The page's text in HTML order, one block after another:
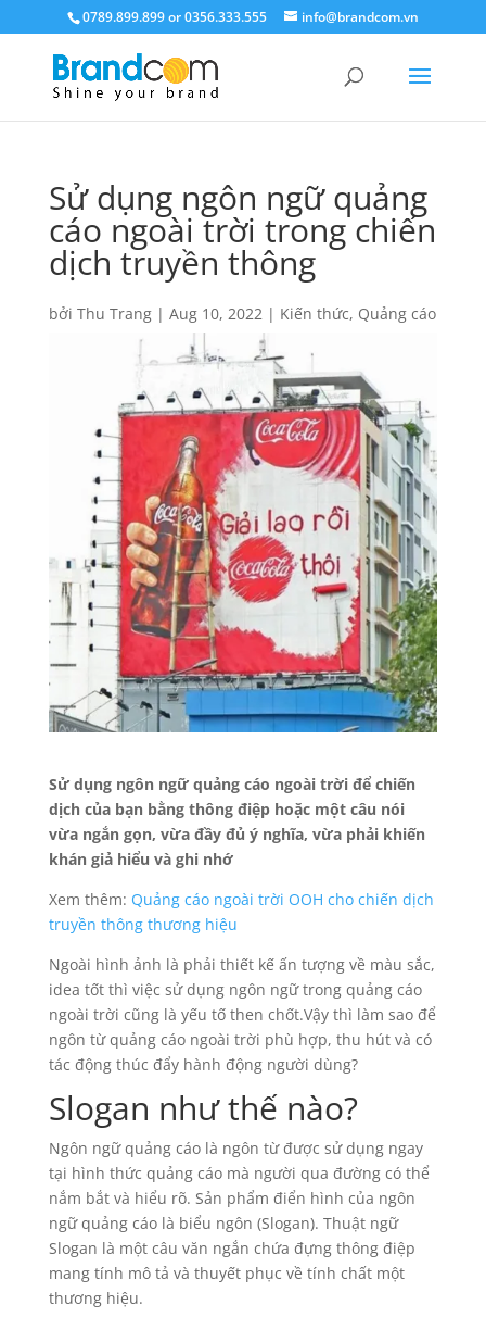
0789.899.899 or 0356.333.555 info@brandcom.vn
Sử dụng ngôn ngữ quảng
cáo ngoài trời trong chiến
dịch truyền thông
bởi Thu Trang| Aug 10, 2022| Kiến thức, Quảng cáo
Sử dụng ngôn ngữ quảng cáo ngoài trời để chiến
dịch của bạn bằng thông điệp hoặc một câu nói
vừa ngắn gọn, vừa đầy đủ ý nghĩa, vừa phải khiến
khán giả hiểu và ghi nhớ
Xem thêm: Quảng cáo ngoài trời OOH cho chiến dịch
truyền thông thương hiệu
Ngoài hình ảnh là phải thiết kế ấn tượng về màu sắc,
idea tốt thì việc sử dụng ngôn ngữ trong quảng cáo
ngoài trời cũng là yếu tố then chốt.Vậy thì làm sao để
ngôn từ quảng cáo ngoài trời phù hợp, thu hút và có
tác động thúc đẩy hành động người dùng?
Slogan như thế nào?
Ngôn ngữ quảng cáo là ngôn từ được sử dụng ngay
tại hình thức quảng cáo mà người qua đường có thể
nắm bắt và hiểu rõ. Sản phẩm điển hình của ngôn
ngữ quảng cáo là biểu ngôn (Slogan). Thuật ngữ
Slogan là một câu văn ngắn chứa đựng thông điệp
mang tính mô tả và thuyết phục về tính chất một
thương hiệu.